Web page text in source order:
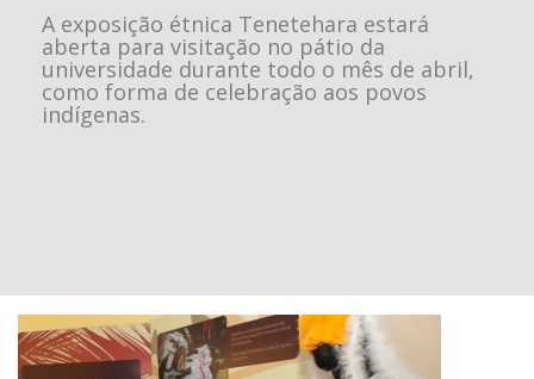
A exposição étnica Tenetehara estará
aberta para visitação no pátio da
universidade durante todo o mês de abril,
como forma de celebração aos povos
indígenas.